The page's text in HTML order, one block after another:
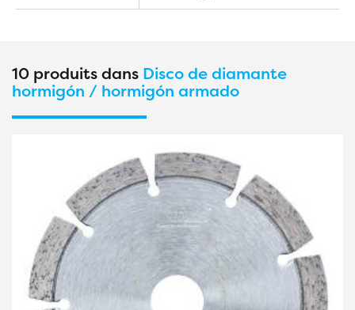
10 produits dans Disco de diamante
hormigón / hormigón armado